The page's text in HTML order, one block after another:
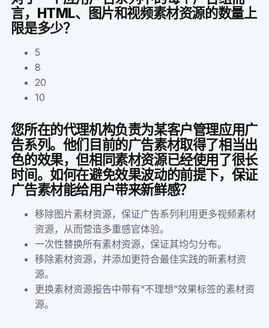
言，HTML、图片和视频素材资源的数量上
限是多少？
5
8
20
10
您所在的代理机构负责为某客户管理应用广
告系列。他们目前的广告素材取得了相当出
色的效果，但相同素材资源已经使用了很长
时间。如何在避免效果波动的前提下，保证
广告素材能给用户带来新鲜感？
移除图片素材资源，保证广告系列利用更多视频素材
资源，从而营造多重感官体验。
一次性替换所有素材资源，保证其均匀分布。
移除素材资源，并添加更符合最佳实践的新素材资
源。
更换素材资源报告中带有“不理想”效果标签的素材资
源。